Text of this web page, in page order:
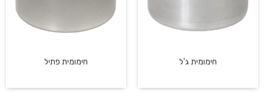
חימומית ג'ל חימומית פתיל